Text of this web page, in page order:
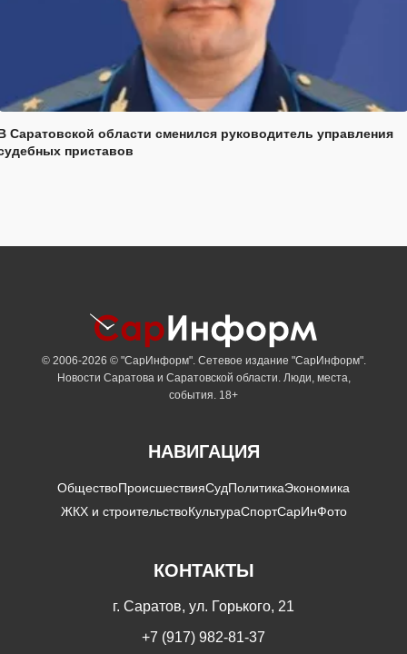
Саратовской области сменился руководитель управления
приставов
© 2006-2026 © "СарИнформ". Сетевое издание "СарИнформ".
Новости Саратова и Саратовской области. Люди, места,
события. 18+
НАВИГАЦИЯ
ОбществоПроисшествияСудПолитикаЭкономика
ЖКХ и строительствоКультураСпортСарИнФото
КОНТАКТЫ
г. Саратов, ул. Горького, 21
+7 (917) 982-81-37